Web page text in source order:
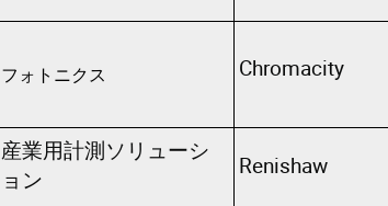
フォトニクス Chromacity
産業用計測ソリューシ
ョン
Renishaw